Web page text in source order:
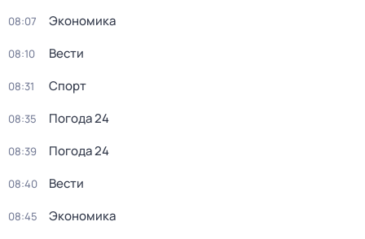
08:07 Экономика
08:10 Вести
08:31 Спорт
08:35 Погода 24
08:39 Погода 24
08:40 Вести
08:45 Экономика